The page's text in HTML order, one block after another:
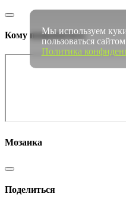
Кому понравилось
Мозаика
Поделиться
Мы используем
пользоваться
Политика